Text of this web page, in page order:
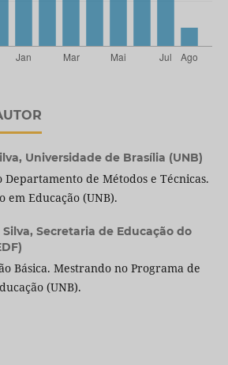
Universidade de Brasília (UNB)
de Métodos e Técnicas.
em Educação (UNB).
Secretaria de Educação do
Básica. Mestrando no Programa de
(UNB).